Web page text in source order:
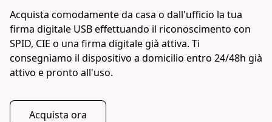
Acquista comodamente da casa o dall'ufficio la tua
firma digitale USB effettuando il riconoscimento con
SPID, CIE o una firma digitale già attiva. Ti
consegniamo il dispositivo a domicilio entro 24/48h già
attivo e pronto all'uso.
Acquista ora